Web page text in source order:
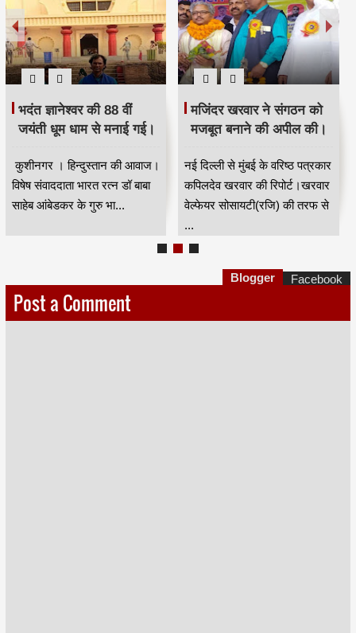
भदंत ज्ञानेश्वर की 88 वीं
जयंती धूम धाम से मनाई गई।
कुशीनगर । हिन्दुस्तान की आवाज।
विषेष संवाददाता भारत रत्न डॉ बाबा
साहेब आंबेडकर के गुरु भा...
मजिंदर खरवार ने संगठन को
मजबूत बनाने की अपील की।
नई दिल्ली से मुंबई के वरिष्ठ पत्रकार
कपिलदेव खरवार की रिपोर्ट।खरवार
वेल्फेयर सोसायटी(रजि) की तरफ से
...
Post a Comment
Blogger Facebook